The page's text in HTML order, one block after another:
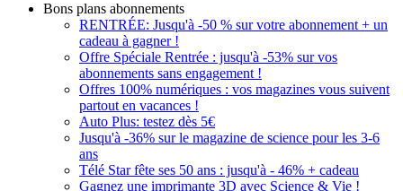
Bons plans abonnements
RENTRÉE: Jusqu'à -50 % sur votre abonnement + un
cadeau à gagner !
Offre Spéciale Rentrée : jusqu'à -53% sur vos
abonnements sans engagement !
Offres 100% numériques : vos magazines vous suivent
partout en vacances !
Auto Plus: testez dès 5€
Jusqu'à -36% sur le magazine de science pour les 3-6
ans
Télé Star fête ses 50 ans : jusqu'à - 46% + cadeau
Gagnez une imprimante 3D avec Science & Vie !